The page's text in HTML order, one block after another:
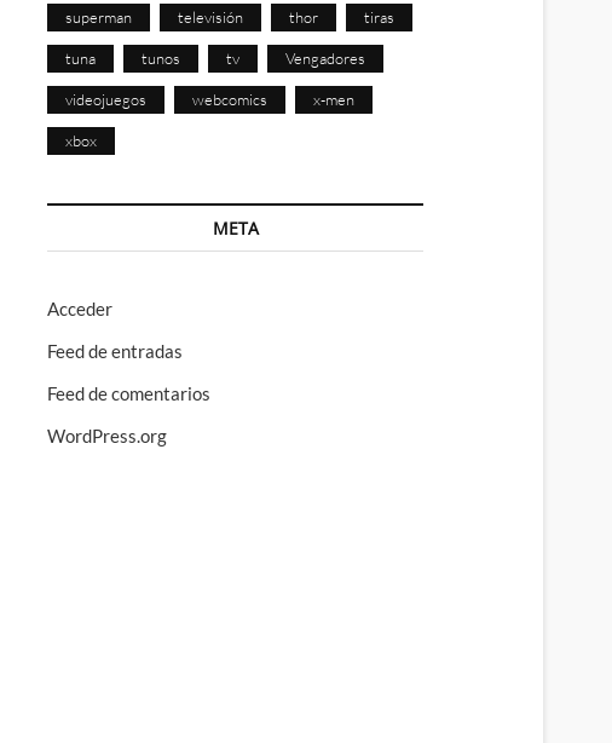
superman televisión thor tiras
tuna tunos tv Vengadores
videojuegos webcomics x-men
xbox
META
Acceder
Feed de entradas
Feed de comentarios
WordPress.org